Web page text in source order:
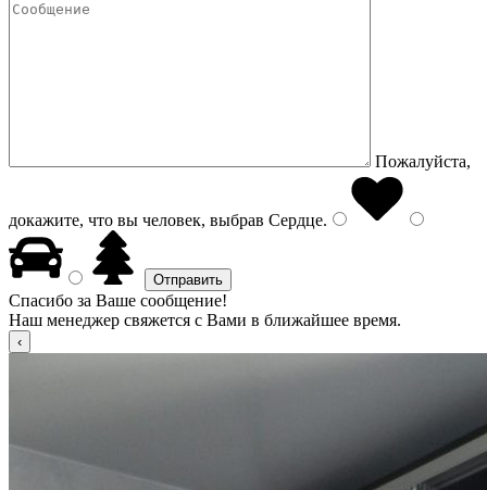
Пожалуйста,
докажите, что вы человек, выбрав Сердце.
Спасибо за Ваше сообщение!
Наш менеджер свяжется с Вами в ближайшее время.